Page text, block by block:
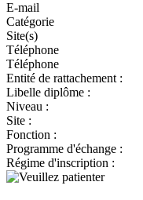
E-mail
Catégorie
Site(s)
Téléphone
Téléphone
Entité de rattachement :
Libelle diplôme :
Niveau :
Site :
Fonction :
Programme d'échange :
Régime d'inscription :